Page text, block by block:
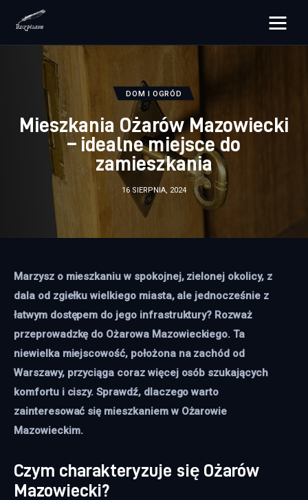
rozpisane.pl
Zdrowie
Uroda
DOM I OGRÓD
Mieszkania Ożarów Mazowiecki
– idealne miejsce do
zamieszkania
16 SIERPNIA, 2024
Marzysz o mieszkaniu w spokojnej, zielonej okolicy, z
dala od zgiełku wielkiego miasta, ale jednocześnie z
łatwym dostępem do jego infrastruktury? Rozważ
przeprowadzkę do Ożarowa Mazowieckiego. Ta
niewielka miejscowość, położona na zachód od
Warszawy, przyciąga coraz więcej osób szukających
komfortu i ciszy. Sprawdź, dlaczego warto
zainteresować się mieszkaniem w Ożarowie
Mazowieckim.
Czym charakteryzuje się Ożarów
Mazowiecki?